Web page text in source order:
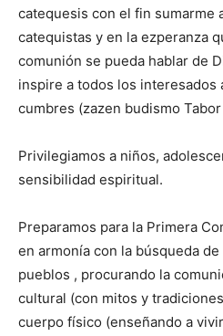
catequesis con el fin sumarme
catequistas y en la ezperanza
comunión se pueda hablar de
inspire a todos los interesados
cumbres (zazen budismo
Privilegiamos a niños,
sensibilidad espiritual.
Preparamos para la Primera
en armonía con la búsqueda
pueblos , procurando la
cultural (con mitos y
cuerpo físico (enseñando a